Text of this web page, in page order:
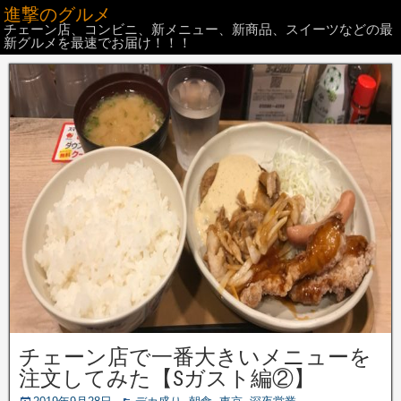
進撃のグルメ
チェーン店、コンビニ、新メニュー、新商品、スイーツなどの最
新グルメを最速でお届け！！！
チェーン店で一番大きいメニューを
注文してみた【Sガスト編②】